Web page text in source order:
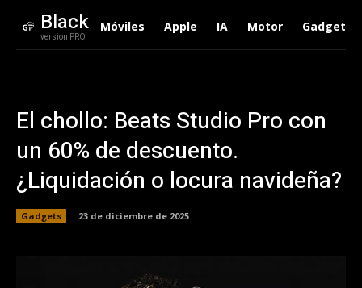
Black
version PRO
Móviles Apple IA Motor Gadgets
El chollo: Beats Studio Pro con
un 60% de descuento.
¿Liquidación o locura navideña?
Gadgets 23 de diciembre de 2025